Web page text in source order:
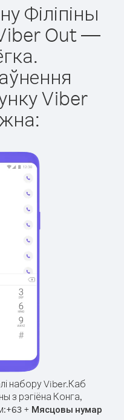
Філіпіны
Out —
Viber
набору Viber.Каб
з рэгіёна Конга,
+63 + Мясцовы нумар